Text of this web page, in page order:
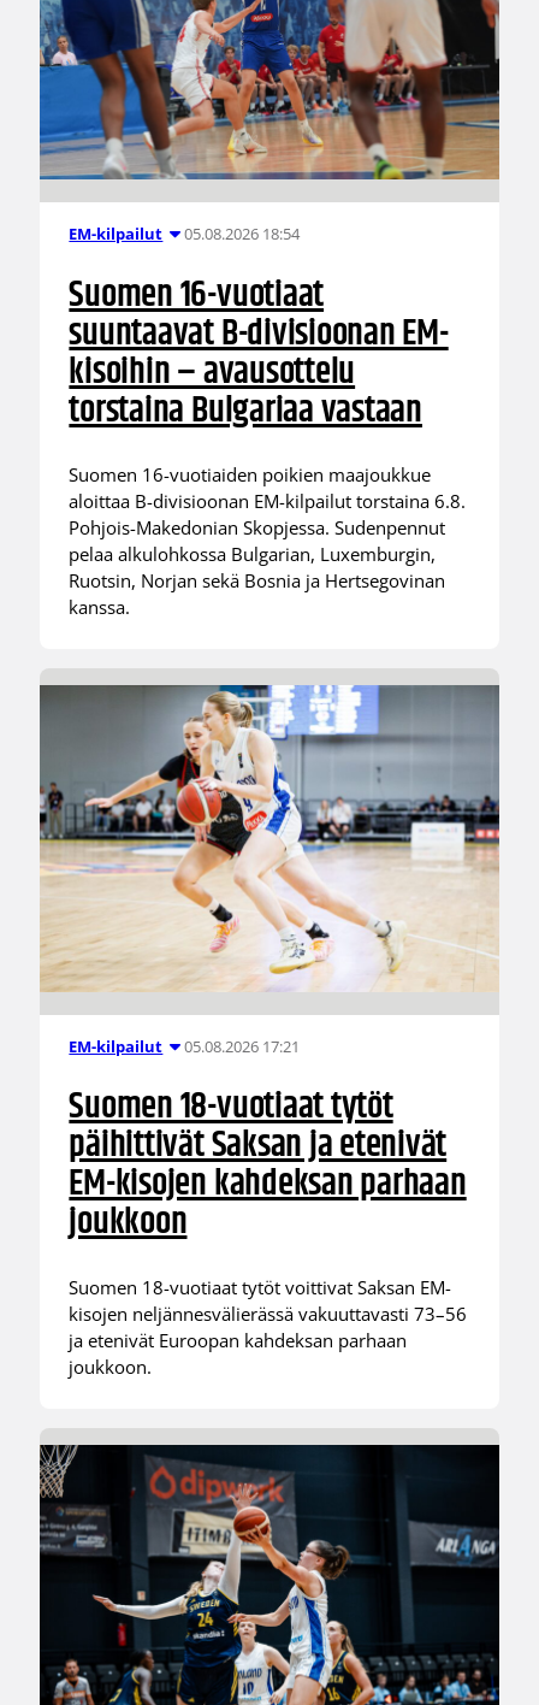
EM-kilpailut 05.08.2026 18:54
Suomen 16-vuotiaat
suuntaavat B-divisioonan EM-
kisoihin – avausottelu
torstaina Bulgariaa vastaan
Suomen 16-vuotiaiden poikien maajoukkue
aloittaa B-divisioonan EM-kilpailut torstaina 6.8.
Pohjois-Makedonian Skopjessa. Sudenpennut
pelaa alkulohkossa Bulgarian, Luxemburgin,
Ruotsin, Norjan sekä Bosnia ja Hertsegovinan
kanssa.
EM-kilpailut 05.08.2026 17:21
Suomen 18-vuotiaat tytöt
päihittivät Saksan ja etenivät
EM-kisojen kahdeksan parhaan
joukkoon
Suomen 18-vuotiaat tytöt voittivat Saksan EM-
kisojen neljännesvälierässä vakuuttavasti 73–56
ja etenivät Euroopan kahdeksan parhaan
joukkoon.